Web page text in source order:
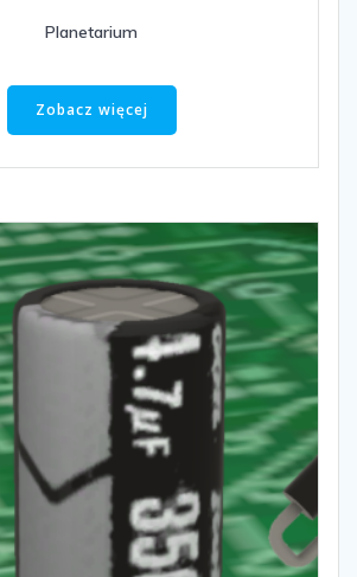
Planetarium
Zobacz więcej